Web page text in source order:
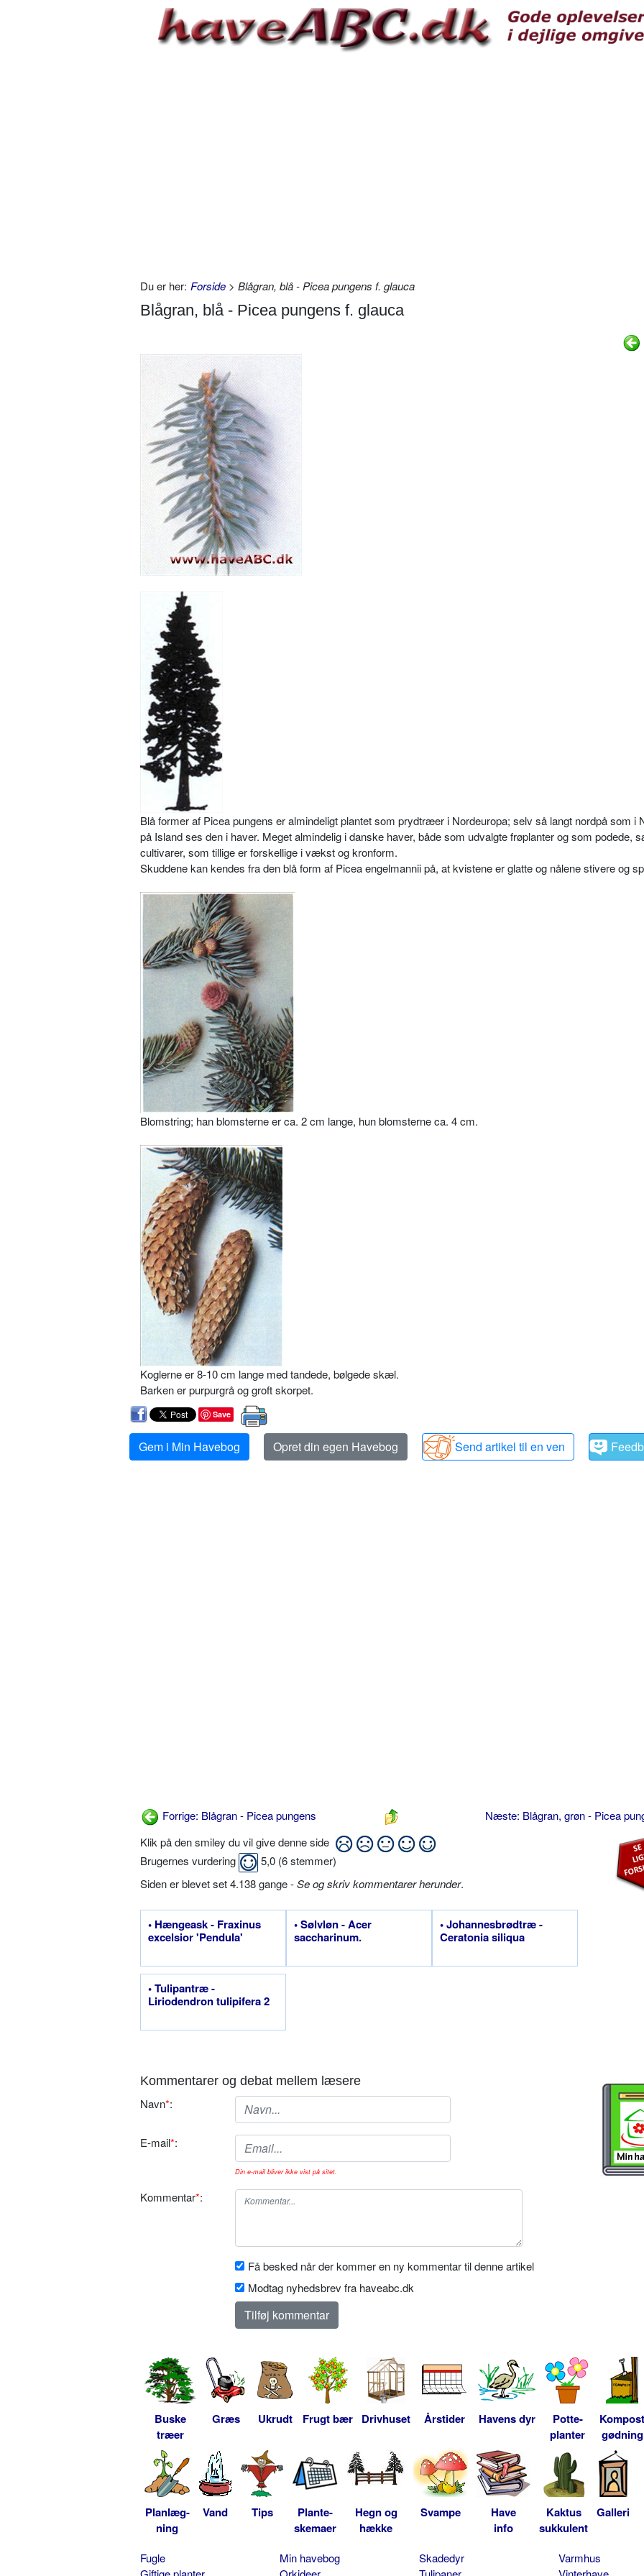
Du er her: Forside > Blågran, blå - Picea pungens f. glauca
Blågran, blå - Picea pungens f. glauca
Blå former af Picea pungens er almindeligt plantet som prydtræer i Nordeuropa; selv så langt nordpå som i
på Island ses den i haver. Meget almindelig i danske haver, både som udvalgte frøplanter og som podede,
cultivarer, som tillige er forskellige i vækst og kronform.
Skuddene kan kendes fra den blå form af Picea engelmannii på, at kvistene er glatte og nålene stivere og
Blomstring; han blomsterne er ca. 2 cm lange, hun blomsterne ca. 4 cm.
Koglerne er 8-10 cm lange med tandede, bølgede skæl.
Barken er purpurgrå og groft skorpet.
Save
Gem i Min Havebog Opret din egen Havebog Send artikel til en ven
Forrige: Blågran - Picea pungens
Næste: Blågran, grøn - Picea
Klik på den smiley du vil give denne side
Brugernes vurdering
5,0 (6stemmer)
Siden er blevet set 4.138 gange -Se og skriv kommentarer herunder.
• Hængeask - Fraxinus
excelsior 'Pendula'
• Sølvløn - Acer
saccharinum.
• Johannesbrødtræ -
Ceratonia siliqua
• Tulipantræ -
Liriodendron tulipifera 2
Kommentarer og debat mellem læsere
Navn*:
E-mail*:
Din e-mail bliver ikke vist på sitet.
Kommentar*:
Få besked når der kommer en ny kommentar til denne artikel
Modtag nyhedsbrev fra haveabc.dk
Buske
træer
Græs Ukrudt Frugt bær Drivhuset Årstider Havens dyr
Potte-
planter
Kompost
gødning
Planlæg-
ning
Vand Tips
Plante-
skemaer
Hegn og
hække
Svampe
Have
info
Kaktus
sukkulent
Galleri
Fugle
Min havebog
Skadedyr
Varmhus